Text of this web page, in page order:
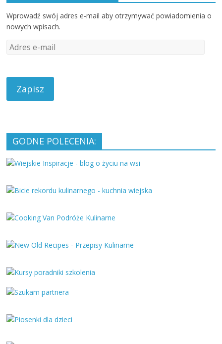
Wprowadź swój adres e-mail aby otrzymywać powiadomienia o
nowych wpisach.
A
e
e
a
GODNE POLECENIA: